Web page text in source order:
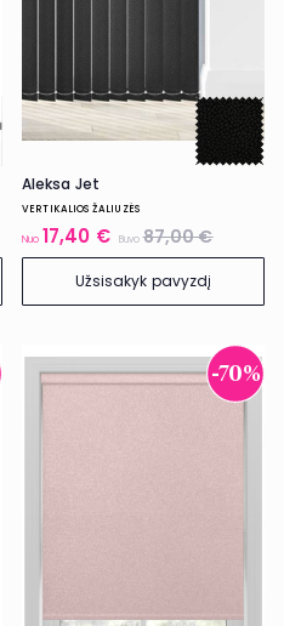
Aleksa Jet
VERTIKALIOS ŽALIUZĖS
Nuo 17,40 € Buvo87,00 €
Užsisakyk pavyzdį
-70%